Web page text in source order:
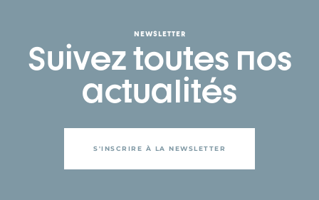
NEWSLETTER
Suivez toutes nos
actualités
S'INSCRIRE À LA NEWSLETTER